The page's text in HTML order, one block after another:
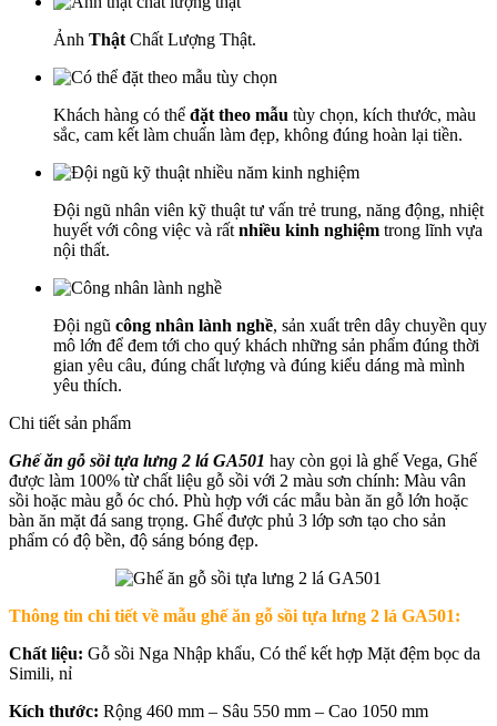
Ảnh Thật Chất Lượng Thật.
Khách hàng có thể đặt theo mẫu tùy chọn, kích thước, màu
sắc, cam kết làm chuẩn làm đẹp, không đúng hoàn lại tiền.
Đội ngũ nhân viên kỹ thuật tư vấn trẻ trung, năng động, nhiệt
huyết với công việc và rất nhiều kinh nghiệm trong lĩnh vựa
nội thất.
Đội ngũ công nhân lành nghề, sản xuất trên dây chuyền quy
mô lớn để đem tới cho quý khách những sản phẩm đúng thời
gian yêu câu, đúng chất lượng và đúng kiểu dáng mà mình
yêu thích.
Chi tiết sản phẩm
Ghế ăn gỗ sồi tựa lưng 2 lá GA501 hay còn gọi là ghế Vega, Ghế
được làm 100% từ chất liệu gỗ sồi với 2 màu sơn chính: Màu vân
sồi hoặc màu gỗ óc chó. Phù hợp với các mẫu bàn ăn gỗ lớn hoặc
bàn ăn mặt đá sang trọng. Ghế được phủ 3 lớp sơn tạo cho sản
phẩm có độ bền, độ sáng bóng đẹp.
Thông tin chi tiết về mẫu ghế ăn gỗ sồi tựa lưng 2 lá GA501:
Chất liệu: Gỗ sồi Nga Nhập khẩu, Có thể kết hợp Mặt đệm bọc da
Simili, nỉ
Kích thước: Rộng 460 mm – Sâu 550 mm – Cao 1050 mm